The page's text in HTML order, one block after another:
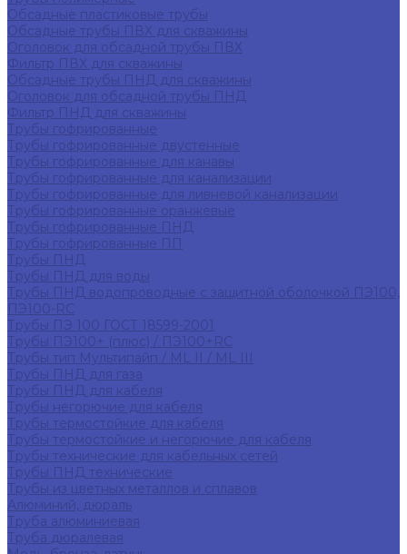
Обсадные пластиковые трубы
Обсадные трубы ПВХ для скважины
Оголовок для обсадной трубы ПВХ
Фильтр ПВХ для скважины
Обсадные трубы ПНД для скважины
Оголовок для обсадной трубы ПНД
Фильтр ПНД для скважины
Трубы гофрированные
Трубы гофрированные двустенные
Трубы гофрированные для канавы
Трубы гофрированные для канализации
Трубы гофрированные для ливневой канализации
Трубы гофрированные оранжевые
Трубы гофрированные ПНД
Трубы гофрированные ПП
Трубы ПНД
Трубы ПНД для воды
Трубы ПНД водопроводные с защитной оболочкой ПЭ100,
ПЭ100-RC
Трубы ПЭ 100 ГОСТ 18599-2001
Трубы ПЭ100+ (плюс) / ПЭ100+RC
Трубы тип Мультипайп / ML II / ML III
Трубы ПНД для газа
Трубы ПНД для кабеля
Трубы негорючие для кабеля
Трубы термостойкие для кабеля
Трубы термостойкие и негорючие для кабеля
Трубы технические для кабельных сетей
Трубы ПНД технические
Трубы из цветных металлов и сплавов
Алюминий, дюраль
Труба алюминиевая
Труба дюралевая